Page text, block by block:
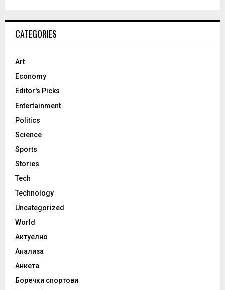
CATEGORIES
Art
Economy
Editor's Picks
Entertainment
Politics
Science
Sports
Stories
Tech
Technology
Uncategorized
World
Актуелно
Анализа
Анкета
Боречки спортови